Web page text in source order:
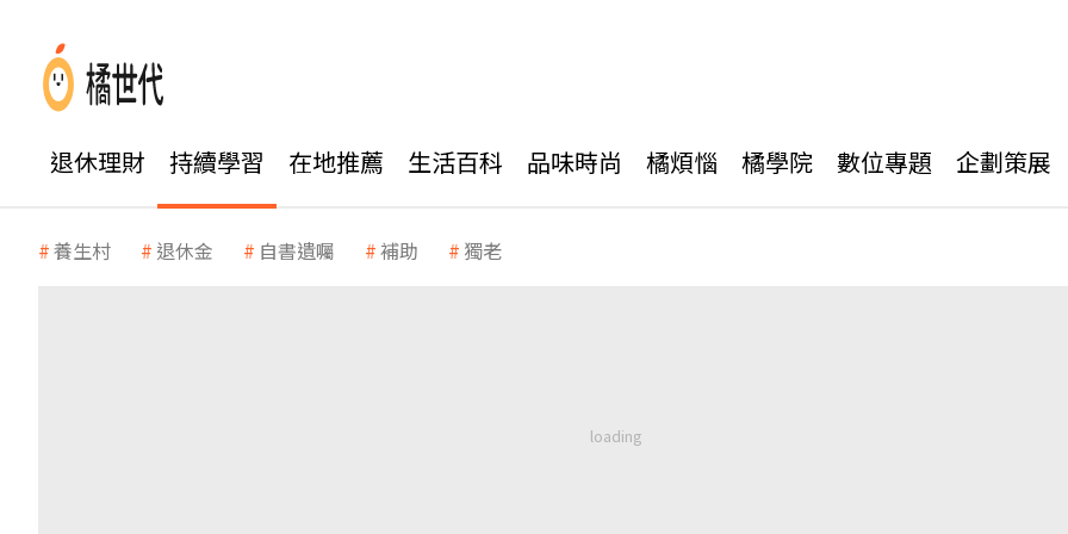
退休理財 持續學習 在地推薦 生活百科 品味時尚 橘煩惱 橘學院 數位專題 企劃策展
養生村 退休金 自書遺囑 補助 獨老